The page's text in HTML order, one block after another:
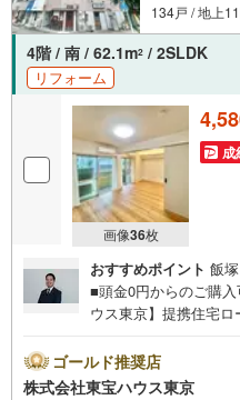
134戸 / 地上
4階 / 南 / 62.1m2 / 2SLDK
リフォーム
画像36枚
成
おすすめポイント 飯
■頭金0円からのご購
ウス東京】提携住宅
ayボーナスライトがも
キャンペーン」の対象
ゴールド推奨店
株式会社東宝ハウス東京